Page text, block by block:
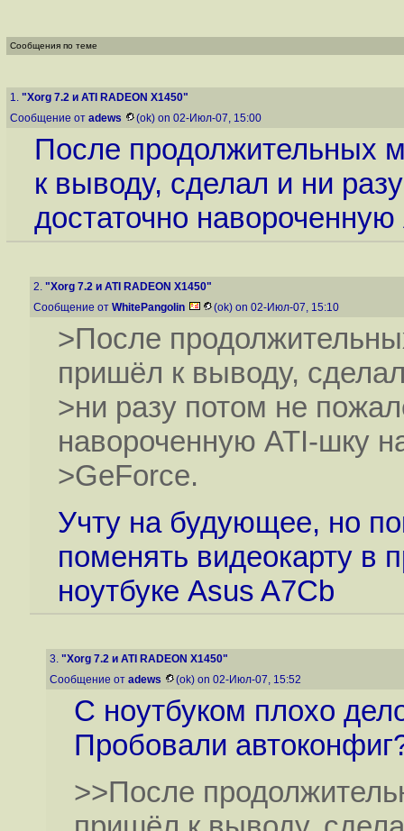
Сообщения по теме
1. "Xorg 7.2 и ATI RADEON X1450"
Сообщение от adews (ok) on 02-Июл-07, 15:00
После продолжительных
к выводу, сделал и ни
достаточно
2. "Xorg 7.2 и ATI RADEON X1450"
Сообщение от WhitePangolin (ok) on 02-Июл-07, 15:10
>После
пришёл к выводу,
>ни разу потом не
навороченную ATI-шку
>GeForce.
Учту на будующее, но
поменять видеокарту в
ноутбуке Asus A7Cb
3. "Xorg 7.2 и ATI RADEON X1450"
Сообщение от adews (ok) on 02-Июл-07, 15:52
С ноутбуком плохо
Пробовали
>>После